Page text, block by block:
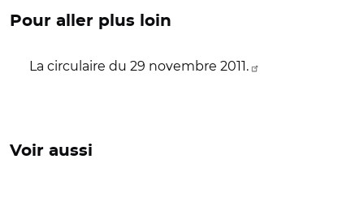
Pour aller plus loin
La circulaire du 29 novembre 2011.
Voir aussi